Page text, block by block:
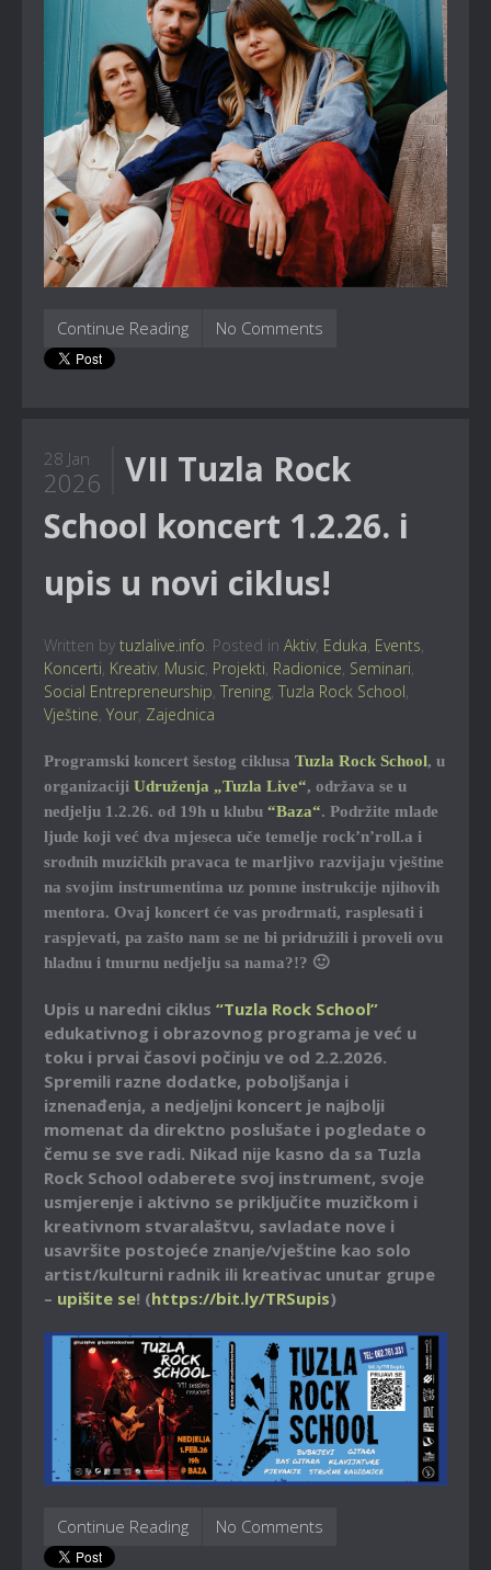
Continue Reading No Comments
28 Jan
2026
VII Tuzla Rock
School koncert 1.2.26. i
upis u novi ciklus!
Written by tuzlalive.info. Posted in Aktiv, Eduka, Events,
Koncerti, Kreativ, Music, Projekti, Radionice, Seminari,
Social Entrepreneurship, Trening, Tuzla Rock School,
Vještine, Your, Zajednica
Programski koncert šestog ciklusa Tuzla Rock School, u
organizaciji Udruženja „Tuzla Live“, održava se u
nedjelju 1.2.26. od 19h u klubu “Baza“. Podržite mlade
ljude koji već dva mjeseca uče temelje rock’n’roll.a i
srodnih muzičkih pravaca te marljivo razvijaju vještine
na svojim instrumentima uz pomne instrukcije njihovih
mentora. Ovaj koncert će vas prodrmati, rasplesati i
raspjevati, pa zašto nam se ne bi pridružili i proveli ovu
hladnu i tmurnu nedjelju sa nama?!? 🙂
Upis u naredni ciklus “Tuzla Rock School”
edukativnog i obrazovnog programa je već u
toku i prvai časovi počinju ve od 2.2.2026.
Spremili razne dodatke, poboljšanja i
iznenađenja, a nedjeljni koncert je najbolji
momenat da direktno poslušate i pogledate o
čemu se sve radi. Nikad nije kasno da sa Tuzla
Rock School odaberete svoj instrument, svoje
usmjerenje i aktivno se priključite muzičkom i
kreativnom stvaralaštvu, savladate nove i
usavršite postojeće znanje/vještine kao solo
artist/kulturni radnik ili kreativac unutar grupe
– upišite se! (https://bit.ly/TRSupis)
Continue Reading No Comments